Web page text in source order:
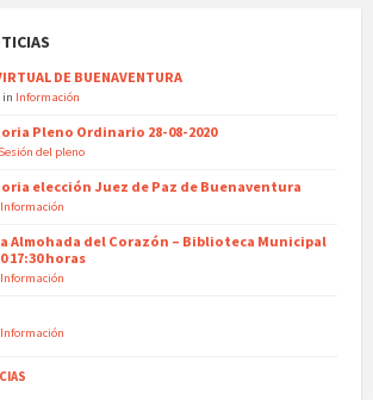
DE BUENAVENTURA
in Información
Pleno Ordinario 28-08-2020
Sesión del pleno
elección Juez de Paz de Buenaventura
Información
Almohada del Corazón – Biblioteca Municipal
17:30 horas
Información
Información